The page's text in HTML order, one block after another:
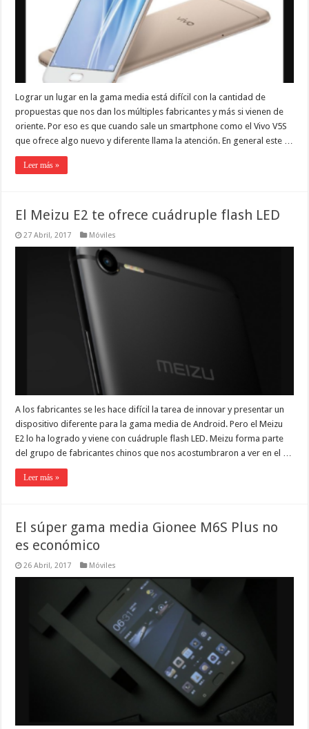
Lograr un lugar en la gama media está difícil con la cantidad de
propuestas que nos dan los múltiples fabricantes y más si vienen de
oriente. Por eso es que cuando sale un smartphone como el Vivo V5S
que ofrece algo nuevo y diferente llama la atención. En general este …
Leer más »
El Meizu E2 te ofrece cuádruple flash LED
27 Abril, 2017 Móviles
A los fabricantes se les hace difícil la tarea de innovar y presentar un
dispositivo diferente para la gama media de Android. Pero el Meizu
E2 lo ha logrado y viene con cuádruple flash LED. Meizu forma parte
del grupo de fabricantes chinos que nos acostumbraron a ver en el …
Leer más »
El súper gama media Gionee M6S Plus no
es económico
26 Abril, 2017 Móviles